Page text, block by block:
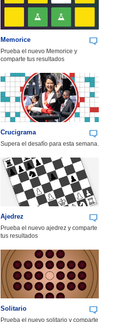
Memorice
Prueba el nuevo Memorice y
comparte tus resultados
Crucigrama
Supera el desafío para esta semana.
Ajedrez
Prueba el nuevo ajedrez y comparte
tus resultados
Solitario
Prueba el nuevo solitario y comparte